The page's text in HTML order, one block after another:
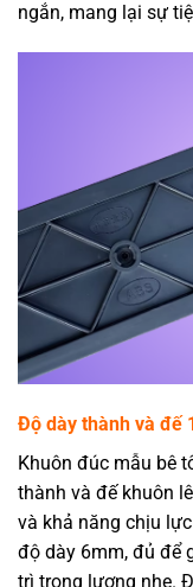
ngắn, mang lại sự
Độ dày thành và đế
Khuôn đúc mẫu bê
thành và đế khuôn
và khả năng chịu
độ dày 6mm, đủ để
trì trọng lượng nhẹ.